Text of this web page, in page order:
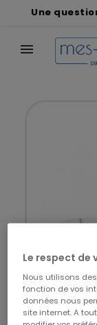
Une
Le respect de
Nous utilisons
fonction de vos
données nous
site internet. A